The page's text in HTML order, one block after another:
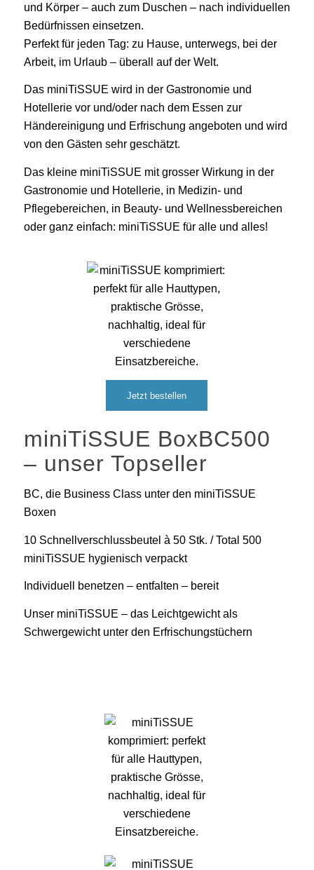
und Körper – auch zum Duschen – nach individuellen
Bedürfnissen einsetzen.
Perfekt für jeden Tag: zu Hause, unterwegs, bei der
Arbeit, im Urlaub – überall auf der Welt.
Das miniTiSSUE wird in der Gastronomie und
Hotellerie vor und/oder nach dem Essen zur
Händereinigung und Erfrischung angeboten und wird
von den Gästen sehr geschätzt.
Das kleine miniTiSSUE mit grosser Wirkung in der
Gastronomie und Hotellerie, in Medizin- und
Pflegebereichen, in Beauty- und Wellnessbereichen
oder ganz einfach: miniTiSSUE für alle und alles!
Jetzt bestellen
miniTiSSUE BoxBC500
– unser Topseller
BC, die Business Class unter den miniTiSSUE
Boxen
10 Schnellverschlussbeutel à 50 Stk. / Total 500
miniTiSSUE hygienisch verpackt
Individuell benetzen – entfalten – bereit
Unser miniTiSSUE – das Leichtgewicht als
Schwergewicht unter den Erfrischungstüchern